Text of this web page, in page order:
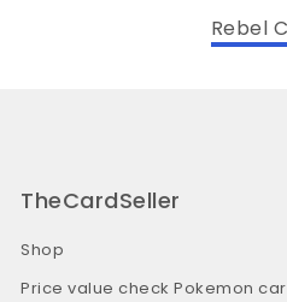
Rebel
TheCardSeller
Shop
Price value check Pokemon